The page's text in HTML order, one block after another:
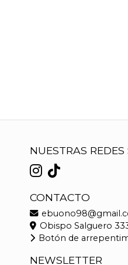
NUESTRAS REDES
CONTACTO
Obispo Salguero
Botón de
NEWSLETTER